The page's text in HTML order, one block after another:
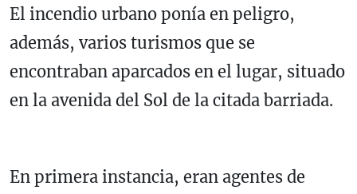
El incendio urbano ponía en peligro,
además, varios turismos que se
encontraban aparcados en el lugar, situado
en la avenida del Sol de la citada barriada.
En primera instancia, eran agentes de